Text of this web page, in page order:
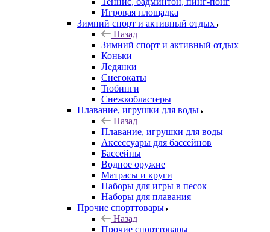
Игровая площадка
Зимний спорт и активный отдых
Назад
Зимний спорт и активный отдых
Коньки
Ледянки
Снегокаты
Тюбинги
Снежкобластеры
Плавание, игрушки для воды
Назад
Плавание, игрушки для воды
Аксессуары для бассейнов
Бассейны
Водное оружие
Матрасы и круги
Наборы для игры в песок
Наборы для плавания
Прочие спорттовары
Назад
Прочие спорттовары